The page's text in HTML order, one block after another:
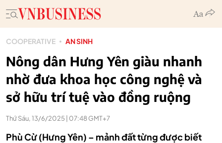
COOPERATIVE AN SINH
Nông dân Hưng Yên giàu nhanh
nhờ đưa khoa học công nghệ và
sở hữu trí tuệ vào đồng ruộng
Thứ Sáu, 13/6/2025 | 07:48 GMT+7
Phù Cừ (Hưng Yên) – mảnh đất từng được biết